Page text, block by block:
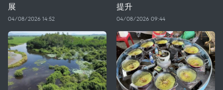
展
04/08/2026 14:52
提升
04/08/2026 09:44